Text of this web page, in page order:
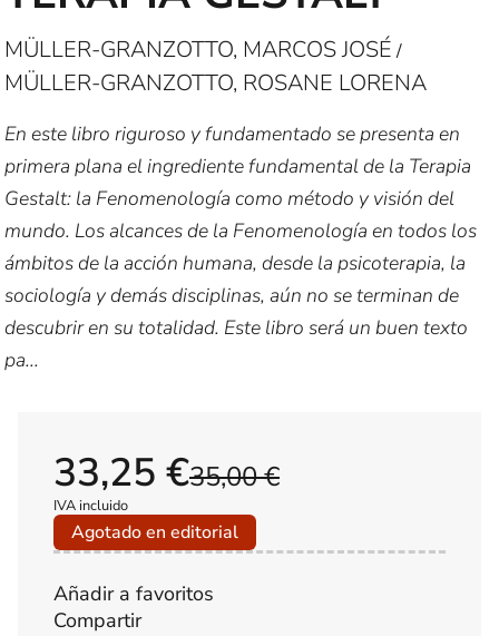
MÜLLER-GRANZOTTO, MARCOS JOSÉ/
MÜLLER-GRANZOTTO, ROSANE LORENA
En este libro riguroso y fundamentado se presenta en
primera plana el ingrediente fundamental de la Terapia
Gestalt: la Fenomenología como método y visión del
mundo. Los alcances de la Fenomenología en todos los
ámbitos de la acción humana, desde la psicoterapia, la
sociología y demás disciplinas, aún no se terminan de
descubrir en su totalidad. Este libro será un buen texto
pa...
35,00 €
33,25 €
IVA incluido
Agotado en editorial
Añadir a favoritos
Compartir